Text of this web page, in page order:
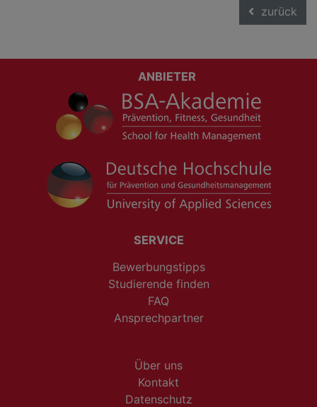
zurück
ANBIETER
SERVICE
Bewerbungstipps
Studierende finden
FAQ
Ansprechpartner
Über uns
Kontakt
Datenschutz